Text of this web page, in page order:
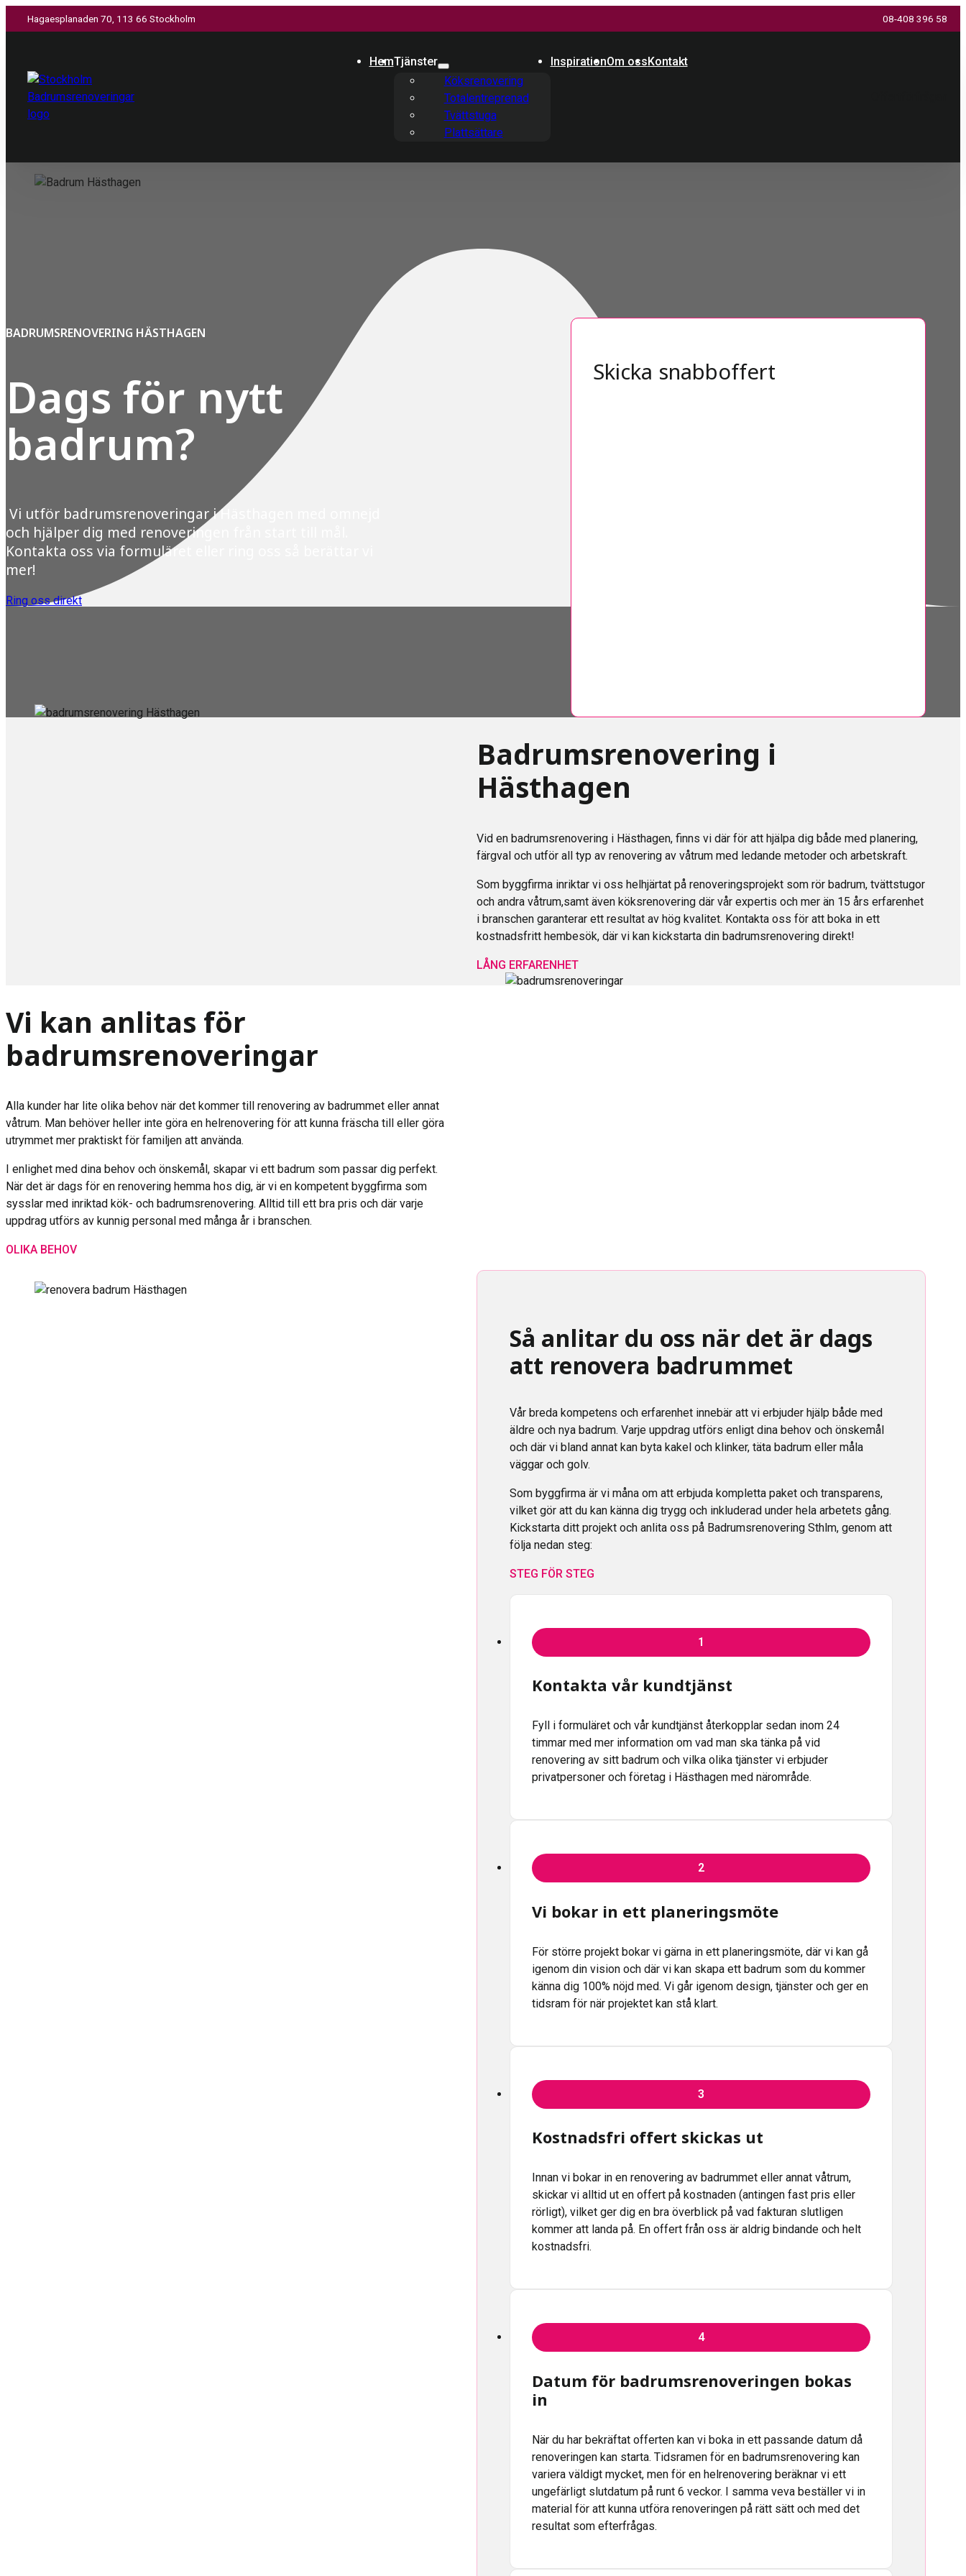
Hagaesplanaden 70, 113 66 Stockholm 08-408 396 58
HemTjänster
Köksrenovering
Totalentreprenad
Tvättstuga
Plattsättare
InspirationOm ossKontakt
BADRUMSRENOVERING HÄSTHAGEN
Dags för nytt
badrum?
Vi utför badrumsrenoveringar i Hästhagen med omnejd
och hjälper dig med renoveringen från start till mål.
Kontakta oss via formuläret eller ring oss så berättar vi
mer!
Ring oss direkt
Skicka snabboffert
Badrumsrenovering i
Hästhagen
Vid en badrumsrenovering i Hästhagen, finns vi där för att hjälpa dig både med planering,
färgval och utför all typ av renovering av våtrum med ledande metoder och arbetskraft.
Som byggfirma inriktar vi oss helhjärtat på renoveringsprojekt som rör badrum, tvättstugor
och andra våtrum,samt även köksrenovering där vår expertis och mer än 15 års erfarenhet
i branschen garanterar ett resultat av hög kvalitet. Kontakta oss för att boka in ett
kostnadsfritt hembesök, där vi kan kickstarta din badrumsrenovering direkt!
LÅNG ERFARENHET
Vi kan anlitas för
badrumsrenoveringar
Alla kunder har lite olika behov när det kommer till renovering av badrummet eller annat
våtrum. Man behöver heller inte göra en helrenovering för att kunna fräscha till eller göra
utrymmet mer praktiskt för familjen att använda.
I enlighet med dina behov och önskemål, skapar vi ett badrum som passar dig perfekt.
När det är dags för en renovering hemma hos dig, är vi en kompetent byggfirma som
sysslar med inriktad kök- och badrumsrenovering. Alltid till ett bra pris och där varje
uppdrag utförs av kunnig personal med många år i branschen.
OLIKA BEHOV
Så anlitar du oss när det är dags
att renovera badrummet
Vår breda kompetens och erfarenhet innebär att vi erbjuder hjälp både med
äldre och nya badrum. Varje uppdrag utförs enligt dina behov och önskemål
och där vi bland annat kan byta kakel och klinker, täta badrum eller måla
väggar och golv.
Som byggfirma är vi måna om att erbjuda kompletta paket och transparens,
vilket gör att du kan känna dig trygg och inkluderad under hela arbetets gång.
Kickstarta ditt projekt och anlita oss på Badrumsrenovering Sthlm, genom att
följa nedan steg:
STEG FÖR STEG
1
Kontakta vår kundtjänst
Fyll i formuläret och vår kundtjänst återkopplar sedan inom 24
timmar med mer information om vad man ska tänka på vid
renovering av sitt badrum och vilka olika tjänster vi erbjuder
privatpersoner och företag i Hästhagen med närområde.
2
Vi bokar in ett planeringsmöte
För större projekt bokar vi gärna in ett planeringsmöte, där vi kan gå
igenom din vision och där vi kan skapa ett badrum som du kommer
känna dig 100% nöjd med. Vi går igenom design, tjänster och ger en
tidsram för när projektet kan stå klart.
3
Kostnadsfri offert skickas ut
Innan vi bokar in en renovering av badrummet eller annat våtrum,
skickar vi alltid ut en offert på kostnaden (antingen fast pris eller
rörligt), vilket ger dig en bra överblick på vad fakturan slutligen
kommer att landa på. En offert från oss är aldrig bindande och helt
kostnadsfri.
4
Datum för badrumsrenoveringen bokas
in
När du har bekräftat offerten kan vi boka in ett passande datum då
renoveringen kan starta. Tidsramen för en badrumsrenovering kan
variera väldigt mycket, men för en helrenovering beräknar vi ett
ungefärligt slutdatum på runt 6 veckor. I samma veva beställer vi in
material för att kunna utföra renoveringen på rätt sätt och med det
resultat som efterfrågas.